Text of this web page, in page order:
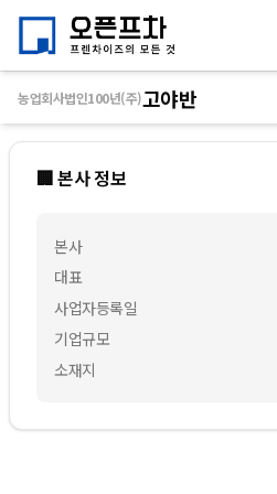
🏢 본사 정보
본사
대표
사업자등록일
기업규모
소재지
농업회사법인100년(주)고야반